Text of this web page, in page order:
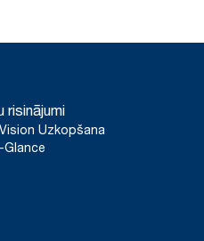
risinājumi
Uzkopšana
Glance